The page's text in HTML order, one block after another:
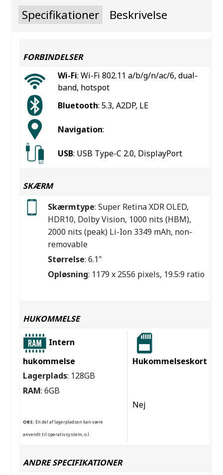
Specifikationer Beskrivelse
FORBINDELSER
Wi-Fi: Wi-Fi 802.11 a/b/g/n/ac/6, dual-
band, hotspot
Bluetooth: 5.3, A2DP, LE
Navigation:
USB: USB Type-C 2.0, DisplayPort
SKÆRM
Skærmtype: Super Retina XDR OLED,
HDR10, Dolby Vision, 1000 nits (HBM),
2000 nits (peak) Li-Ion 3349 mAh, non-
removable
Størrelse: 6.1"
Opløsning: 1179 x 2556 pixels, 19.5:9 ratio
HUKOMMELSE
Intern
hukommelse
Hukommelseskort
Lagerplads: 128GB
RAM: 6GB
OBS: En del af lagerpladsen kan være
anvendt til operativsystem, o.l.
Nej
ANDRE SPECIFIKATIONER